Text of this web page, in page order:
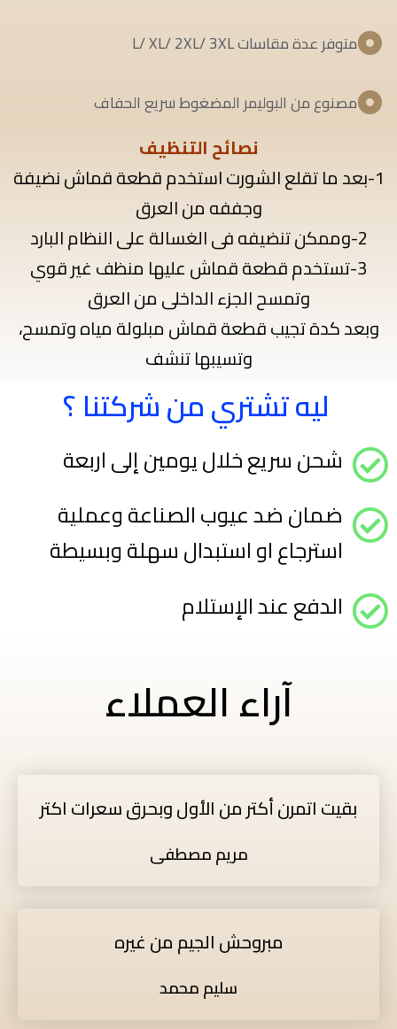
متوفر عدة مقاسات L/ XL/ 2XL/ 3XL
مصنوع من البوليمر المضغوط سريع الحفاف
نصائح التنظيف
1-بعد ما تقلع الشورت استخدم قطعة قماش نضيفة
وجففه من العرق
2-وممكن تنضيفه فى الغسالة على النظام البارد
3-تستخدم قطعة قماش عليها منظف غير قوي
وتمسح الجزء الداخلى من العرق
وبعد كدة تجيب قطعة قماش مبلولة مياه وتمسح،
وتسيبها تنشف
شحن سريع خلال يومين إلى اربعة
ضمان ضد عيوب الصناعة وعملية
استرجاع او استبدال سهلة وبسيطة
الدفع عند الإستلام
آراء العملاء
بقيت اتمرن أكتر من الأول وبحرق سعرات اكتر
مريم مصطفى
مبروحش الجيم من غيره
سليم محمد